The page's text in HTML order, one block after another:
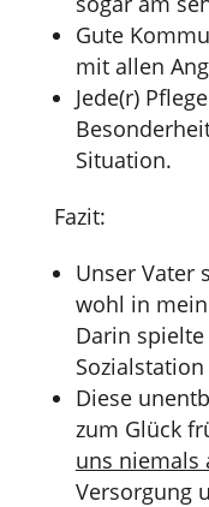
Gute
mit allen
Jede(r)
Situation.
Fazit:
Unser Vater
wohl in
Darin
Diese
zum Glück
uns niemals
Versorgung